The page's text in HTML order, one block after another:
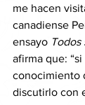
me hacen
canadiense
ensayo Todos
afirma que:
conocimiento
discutirlo con